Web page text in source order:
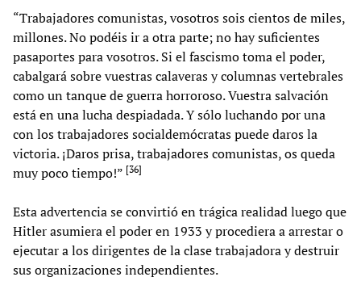
“Trabajadores comunistas, vosotros sois cientos de miles,
millones. No podéis ir a otra parte; no hay suficientes
pasaportes para vosotros. Si el fascismo toma el poder,
cabalgará sobre vuestras calaveras y columnas vertebrales
como un tanque de guerra horroroso. Vuestra salvación
está en una lucha despiadada. Y sólo luchando por una
con los trabajadores socialdemócratas puede daros la
victoria. ¡Daros prisa, trabajadores comunistas, os queda
muy poco tiempo!” [36]
Esta advertencia se convirtió en trágica realidad luego que
Hitler asumiera el poder en 1933 y procediera a arrestar o
ejecutar a los dirigentes de la clase trabajadora y destruir
sus organizaciones independientes.